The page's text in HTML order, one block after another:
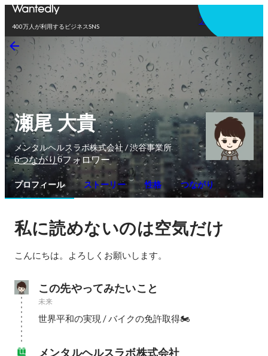
400万人が利用するビジネスSNS
アプリを使う
瀬尾 大貴
メンタルヘルスラボ株式会社 / 渋谷事業所
6つながり 6フォロワー
プロフィール ストーリー 性格 つながり
私に読めないのは空気だけ
こんにちは。よろしくお願いします。
この先やってみたいこと
未来
世界平和の実現 / バイクの免許取得🏍️
メンタルヘルスラボ株式会社